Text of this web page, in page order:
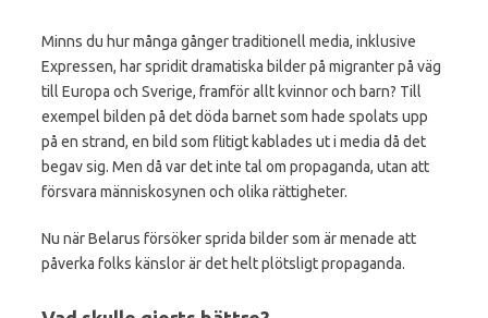
Minns du hur många gånger traditionell media, inklusive
Expressen, har spridit dramatiska bilder på migranter på väg
till Europa och Sverige, framför allt kvinnor och barn? Till
exempel bilden på det döda barnet som hade spolats upp
på en strand, en bild som flitigt kablades ut i media då det
begav sig. Men då var det inte tal om propaganda, utan att
försvara människosynen och olika rättigheter.
Nu när Belarus försöker sprida bilder som är menade att
påverka folks känslor är det helt plötsligt propaganda.